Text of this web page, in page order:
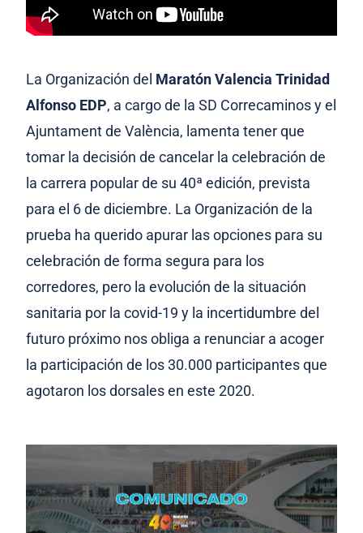
La Organización del Maratón Valencia Trinidad
Alfonso EDP, a cargo de la SD Correcaminos y el
Ajuntament de València, lamenta tener que
tomar la decisión de cancelar la celebración de
la carrera popular de su 40ª edición, prevista
para el 6 de diciembre. La Organización de la
prueba ha querido apurar las opciones para su
celebración de forma segura para los
corredores, pero la evolución de la situación
sanitaria por la covid-19 y la incertidumbre del
futuro próximo nos obliga a renunciar a acoger
la participación de los 30.000 participantes que
agotaron los dorsales en este 2020.